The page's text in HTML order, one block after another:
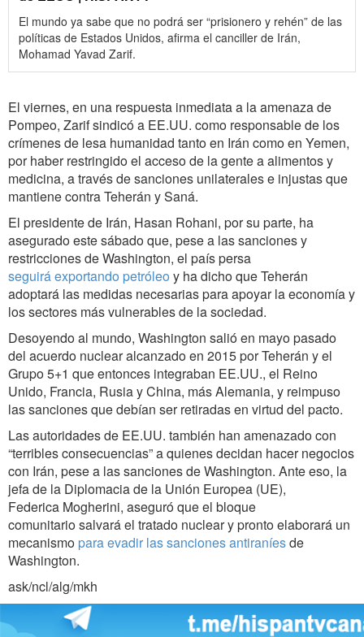
El mundo ya sabe que no podrá ser “prisionero y rehén” de las
políticas de Estados Unidos, afirma el canciller de Irán,
Mohamad Yavad Zarif.
El viernes, en una respuesta inmediata a la amenaza de
Pompeo, Zarif sindicó a EE.UU. como responsable de los
crímenes de lesa humanidad tanto en Irán como en Yemen,
por haber restringido el acceso de la gente a alimentos y
medicina, a través de sanciones unilaterales e injustas que
mantiene contra Teherán y Saná.
El presidente de Irán, Hasan Rohani, por su parte, ha
asegurado este sábado que, pese a las sanciones y
restricciones de Washington, el país persa
seguirá exportando petróleo y ha dicho que Teherán
adoptará las medidas necesarias para apoyar la economía y
los sectores más vulnerables de la sociedad.
Desoyendo al mundo, Washington salió en mayo pasado
del acuerdo nuclear alcanzado en 2015 por Teherán y el
Grupo 5+1 que entonces integraban EE.UU., el Reino
Unido, Francia, Rusia y China, más Alemania, y reimpuso
las sanciones que debían ser retiradas en virtud del pacto.
Las autoridades de EE.UU. también han amenazado con
“terribles consecuencias” a quienes decidan hacer negocios
con Irán, pese a las sanciones de Washington. Ante eso, la
jefa de la Diplomacia de la Unión Europea (UE),
Federica Mogherini, aseguró que el bloque
comunitario salvará el tratado nuclear y pronto elaborará un
mecanismo para evadir las sanciones antiraníesde
Washington.
ask/ncl/alg/mkh